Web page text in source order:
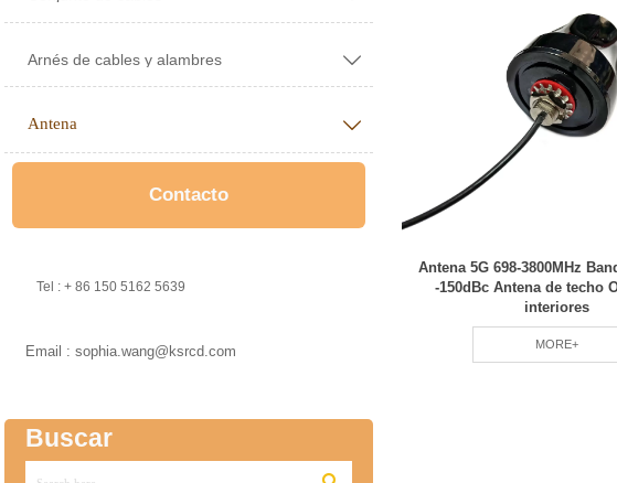
Arnés de cables y alambres 
Antena 
Contacto
Tel : + 86 150 5162 5639
Email : sophia.wang@ksrcd.com
Buscar
Antena 5G 698-3800MHz
-150dBc Antena de techo
interiores
MORE+